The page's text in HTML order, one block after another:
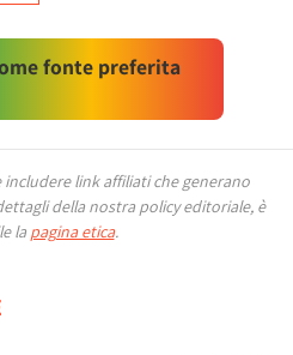
fonte preferita
link affiliati che generano
della nostra policy editoriale, è
la pagina etica.